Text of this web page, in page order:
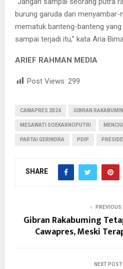
burung garuda dan menyambar-
mematuk banteng-banteng
sampai terjadi itu,” kata Aria
ARIEF RAHMAN MEDIA
Post Views: 299
CAWAPRES 2024 GIBRAN
MEGAWATI SOEKARNOPUTRI
PARTAI GERINDRA PDIP
SHARE
PREVIOUS
Gibran Rakabuming
Cawapres, Meski
NEXT POST